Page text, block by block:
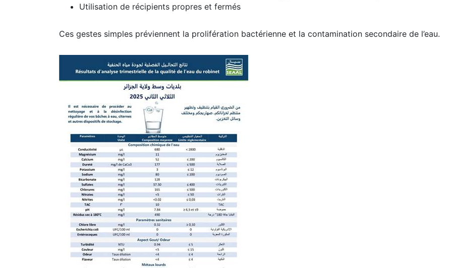
Utilisation de récipients propres et fermés
Ces gestes simples préviennent la prolifération bactérienne et la contamination secondaire de l’eau.